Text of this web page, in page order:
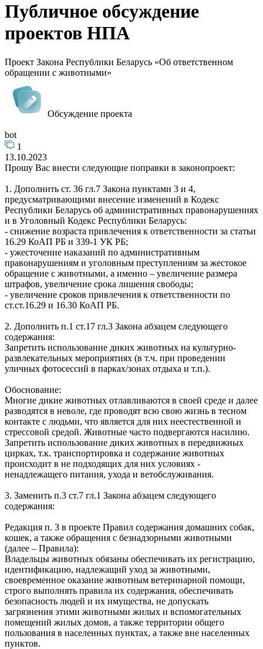
Публичное обсуждение
проектов НПА
Проект Закона Республики Беларусь «Об ответственном
обращении с животными»
Обсуждение проекта
bot
1
13.10.2023
Прошу Вас внести следующие поправки в законопроект:
1. Дополнить ст. 36 гл.7 Закона пунктами 3 и 4,
предусматривающими внесение изменений в Кодекс
Республики Беларусь об административных правонарушениях
и в Уголовный Кодекс Республики Беларусь:
- снижение возраста привлечения к ответственности за статьи
16.29 КоАП РБ и 339-1 УК РБ;
- ужесточение наказаний по административным
правонарушениям и уголовным преступлениям за жестокое
обращение с животными, а именно – увеличение размера
штрафов, увеличение срока лишения свободы;
- увеличение сроков привлечения к ответственности по
ст.ст.16.29 и 16.30 КоАП РБ.
2. Дополнить п.1 ст.17 гл.3 Закона абзацем следующего
содержания:
Запретить использование диких животных на культурно-
развлекательных мероприятиях (в т.ч. при проведении
уличных фотосессий в парках/зонах отдыха и т.п.).
Обоснование:
Многие дикие животных отлавливаются в своей среде и далее
разводятся в неволе, где проводят всю свою жизнь в тесном
контакте с людьми, что является для них неестественной и
стрессовой средой. Животные часто подвергаются насилию.
Запретить использование диких животных в передвижных
цирках, т.к. транспортировка и содержание животных
происходит в не подходящих для них условиях -
ненадлежащего питания, ухода и ветобслуживания.
3. Заменить п.3 ст.7 гл.1 Закона абзацем следующего
содержания:
Редакция п. 3 в проекте Правил содержания домашних собак,
кошек, а также обращения с безнадзорными животными
(далее – Правила):
Владельцы животных обязаны обеспечивать их регистрацию,
идентификацию, надлежащий уход за животными,
своевременное оказание животным ветеринарной помощи,
строго выполнять правила их содержания, обеспечивать
безопасность людей и их имущества, не допускать
загрязнения этими животными жилых и вспомогательных
помещений жилых домов, а также территории общего
пользования в населенных пунктах, а также вне населенных
пунктов.